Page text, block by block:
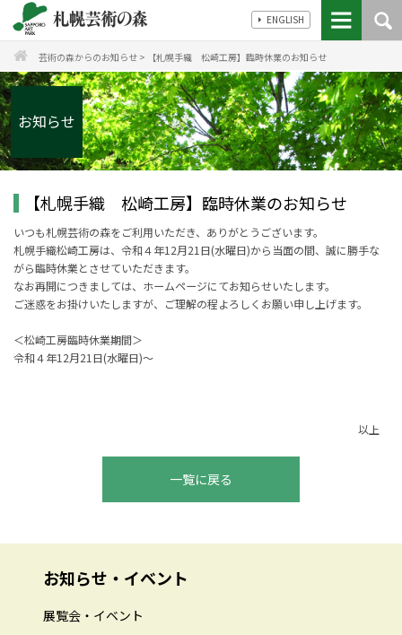
ENGLISH
芸術の森からのお知らせ > 【札幌手織 松崎工房】臨時休業のお知らせ
お知らせ
【札幌手織 松崎工房】臨時休業のお知らせ
いつも札幌芸術の森をご利用いただき、ありがとうございます。
札幌手織松崎工房は、令和４年12月21日(水曜日)から当面の間、誠に勝手な
がら臨時休業とさせていただきます。
なお再開につきましては、ホームページにてお知らせいたします。
ご迷惑をお掛けいたしますが、ご理解の程よろしくお願い申し上げます。
＜松崎工房臨時休業期間＞
令和４年12月21日(水曜日)～
以上
一覧に戻る
お知らせ・イベント
展覧会・イベント